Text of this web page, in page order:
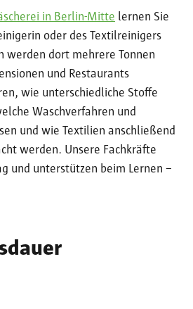
in Berlin-Mitte lernen Sie
oder des Textilreinigers
werden dort mehrere Tonnen
und Restaurants
wie unterschiedliche Stoffe
Waschverfahren und
und wie Textilien anschließend
werden. Unsere Fachkräfte
und unterstützen beim Lernen –